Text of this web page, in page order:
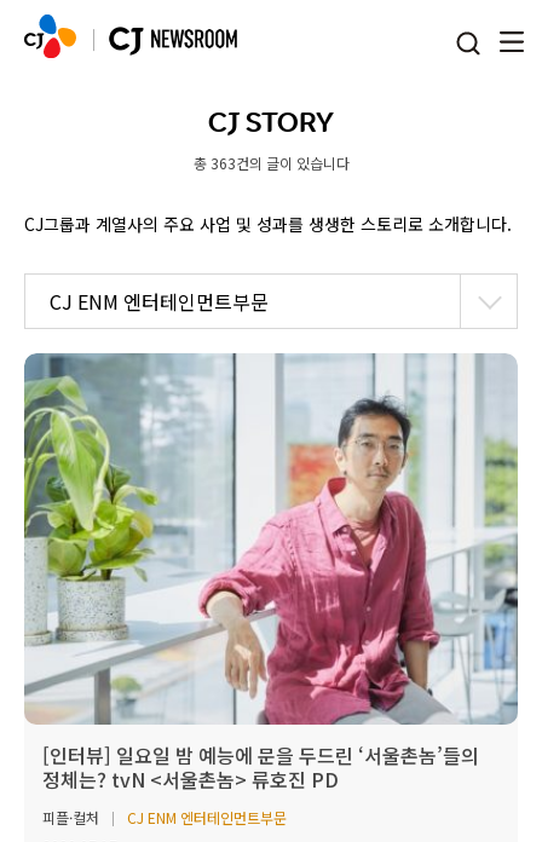
CJ STORY
총 363건의 글이 있습니다
CJ그룹과 계열사의 주요 사업 및 성과를 생생한 스토리로 소개합니다.
CJ ENM 엔터테인먼트부문
[인터뷰] 일요일 밤 예능에 문을 두드린 ‘서울촌놈’들의
정체는? tvN <서울촌놈> 류호진 PD
피플·컬처
CJ ENM 엔터테인먼트부문